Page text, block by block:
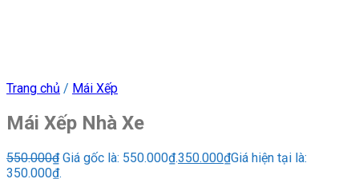
Trang chủ / Mái Xếp
Mái Xếp Nhà Xe
550.000₫ Giá gốc là: 550.000₫.350.000₫Giá hiện tại là:
350.000₫.